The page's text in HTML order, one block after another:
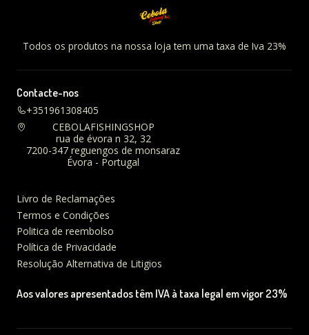
Todos os produtos na nossa loja tem uma taxa de Iva 23%
Contacte-nos
+351961308405
CEBOLAFISHINGSHOP
rua de évora n 32, 32
7200-347 reguengos de monsaraz
Évora - Portugal
Livro de Reclamações
Termos e Condições
Politica de reembolso
Política de Privacidade
Resolução Alternativa de Litigios
Aos valores apresentados têm IVA à taxa legal em vigor 23%